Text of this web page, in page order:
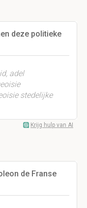
deze politieke
adel
stedelijke
Krijg hulp van AI
de Franse